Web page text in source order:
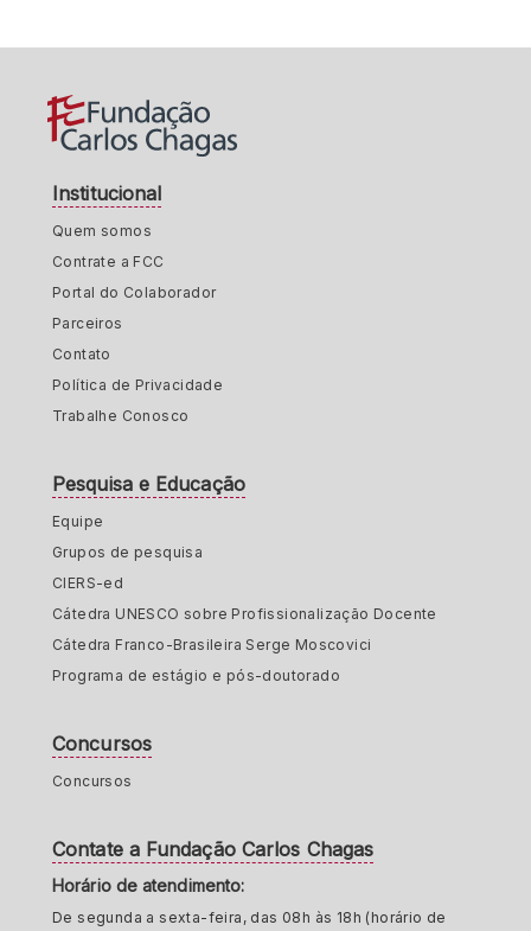
Institucional
Quem somos
Contrate a FCC
Portal do Colaborador
Parceiros
Contato
Política de Privacidade
Trabalhe Conosco
Pesquisa e Educação
Equipe
Grupos de pesquisa
CIERS-ed
Cátedra UNESCO sobre Profissionalização Docente
Cátedra Franco-Brasileira Serge Moscovici
Programa de estágio e pós-doutorado
Concursos
Concursos
Contate a Fundação Carlos Chagas
Horário de atendimento:
De segunda a sexta-feira, das 08h às 18h (horário de